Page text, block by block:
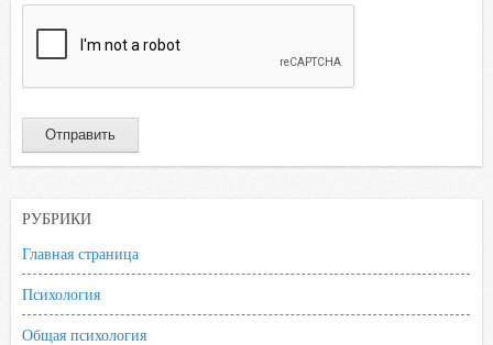
РУБРИКИ
Главная страница
Психология
Общая психология